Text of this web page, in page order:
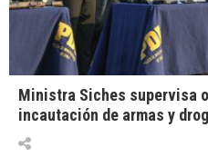
Ministra Siches supervisa
incautación de armas y